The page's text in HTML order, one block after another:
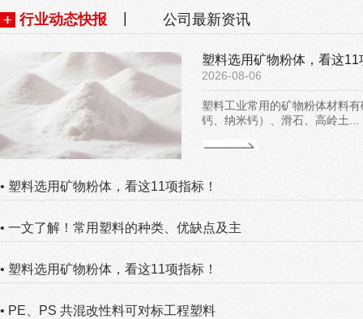
行业动态快报 公司最新资讯
塑料选用矿物粉体，看这11
2026-08-06
塑料工业常用的矿物粉体材料
钙、纳米钙）、滑石、高岭土...
• 塑料选用矿物粉体，看这11项指标！
• 一文了解！常用塑料的种类、优缺点及主
• 塑料选用矿物粉体，看这11项指标！
• PE、PS 共混改性料可对标工程塑料